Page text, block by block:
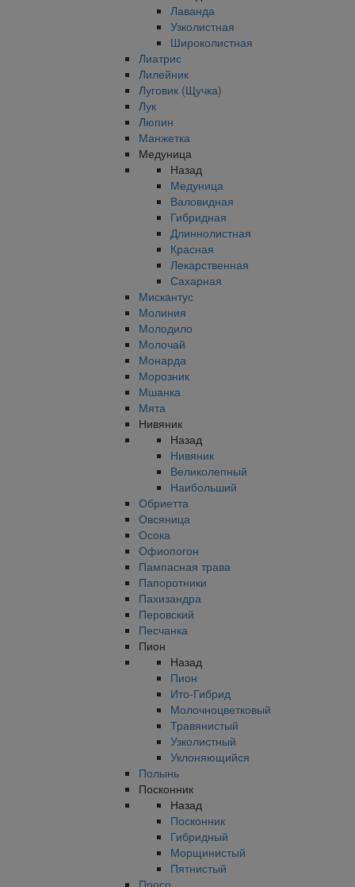
Лаванда
Узколистная
Широколистная
Лиатрис
Лилейник
Луговик (Щучка)
Лук
Люпин
Манжетка
Медуница
Назад
Медуница
Валовидная
Гибридная
Длиннолистная
Красная
Лекарственная
Сахарная
Мискантус
Молиния
Молодило
Молочай
Монарда
Морозник
Мшанка
Мята
Нивяник
Назад
Нивяник
Великолепный
Наибольший
Обриетта
Овсяница
Осока
Офиопогон
Пампасная трава
Папоротники
Пахизандра
Перовский
Песчанка
Пион
Назад
Пион
Ито-Гибрид
Молочноцветковый
Травянистый
Узколистный
Уклоняющийся
Полынь
Посконник
Назад
Посконник
Гибридный
Морщинистый
Пятнистый
Просо